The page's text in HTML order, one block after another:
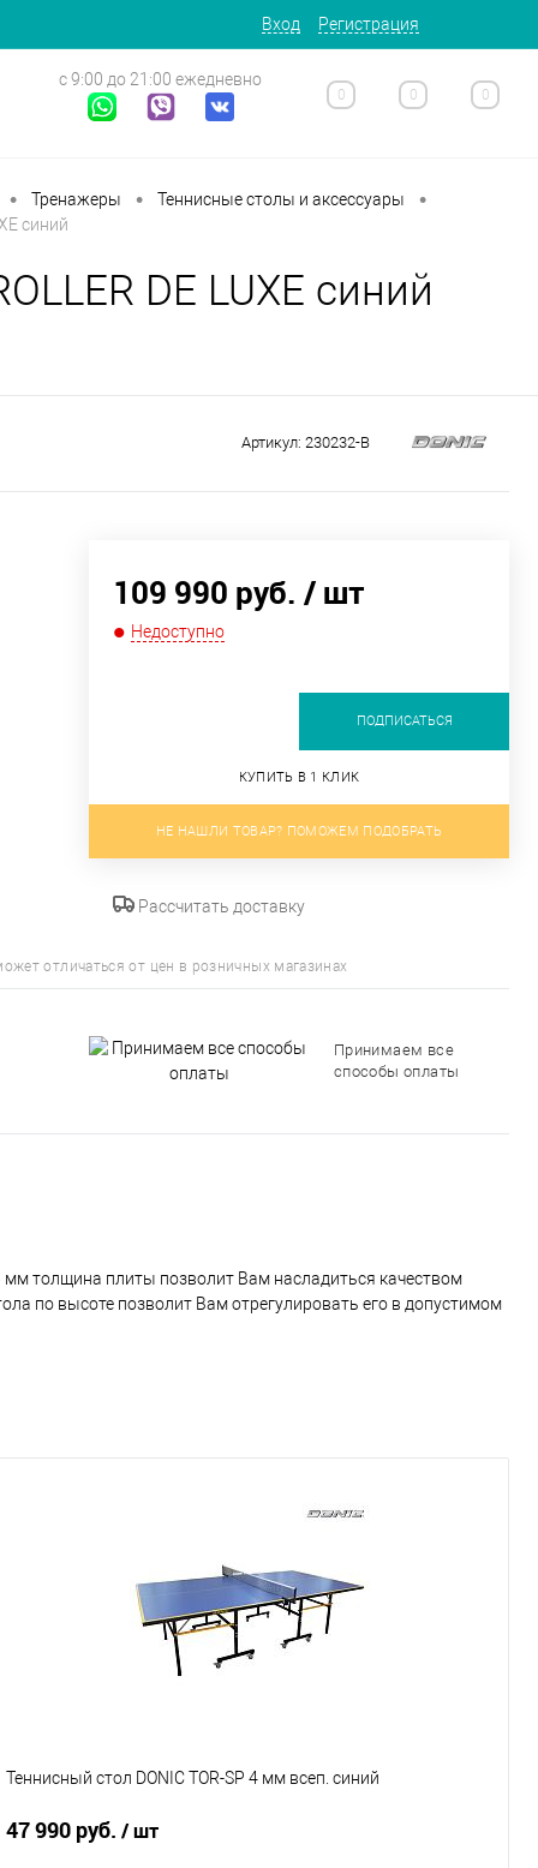
Вход Регистрация
с 9:00 до 21:00 ежедневно
0 0 0
• Тренажеры • Теннисные столы и аксессуары •
синий
DE LUXE синий
Артикул: 230232-B
109 990 руб. / шт
Недоступно
ПОДПИСАТЬСЯ
КУПИТЬ В 1 КЛИК
НЕ НАШЛИ ТОВАР? ПОМОЖЕМ ПОДОБРАТЬ
Рассчитать доставку
отличаться от цен в розничных магазинах
Принимаем все
способы оплаты
толщина плиты позволит Вам насладиться качеством
по высоте позволит Вам отрегулировать его в допустимом
Теннисный стол DONIC TOR-SP 4 мм всеп. синий
47 990 руб. / шт